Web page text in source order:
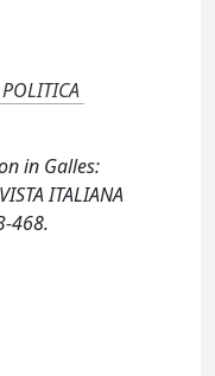
in Galles:
ITALIANA
468.